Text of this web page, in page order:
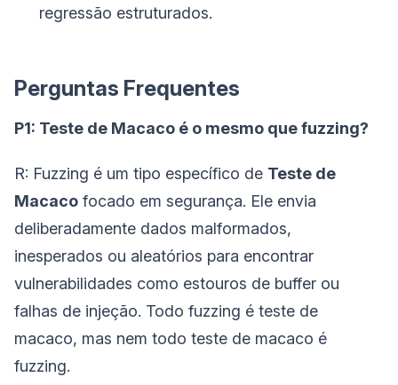
regressão estruturados.
Perguntas Frequentes
P1: Teste de Macaco é o mesmo que fuzzing?
R: Fuzzing é um tipo específico de Teste de
Macaco focado em segurança. Ele envia
deliberadamente dados malformados,
inesperados ou aleatórios para encontrar
vulnerabilidades como estouros de buffer ou
falhas de injeção. Todo fuzzing é teste de
macaco, mas nem todo teste de macaco é
fuzzing.